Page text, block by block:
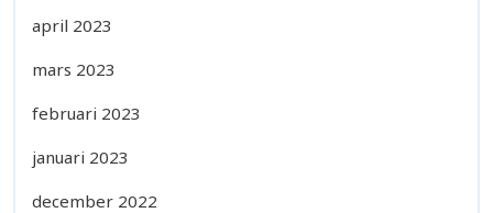
april 2023
mars 2023
februari 2023
januari 2023
december 2022